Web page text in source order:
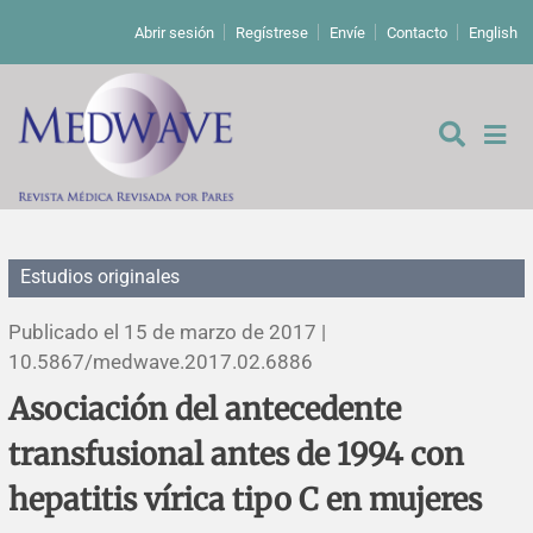
Abrir sesión Regístrese Envíe Contacto English
De los editores
Editoriales
Comentarios
Cartas a los editores
Estudios originales
Estudios cualitativos
Análisis
Estudios originales
Publicado el 15 de marzo de 2017 |
10.5867/medwave.2017.02.6886
Asociación del antecedente
transfusional antes de 1994 con
hepatitis vírica tipo C en mujeres